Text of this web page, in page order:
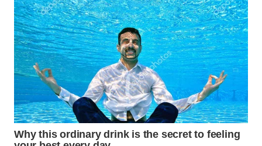
WAHANA
PERSONA
WAHANA
OTOMOTIF
WAHANA
HEALTH